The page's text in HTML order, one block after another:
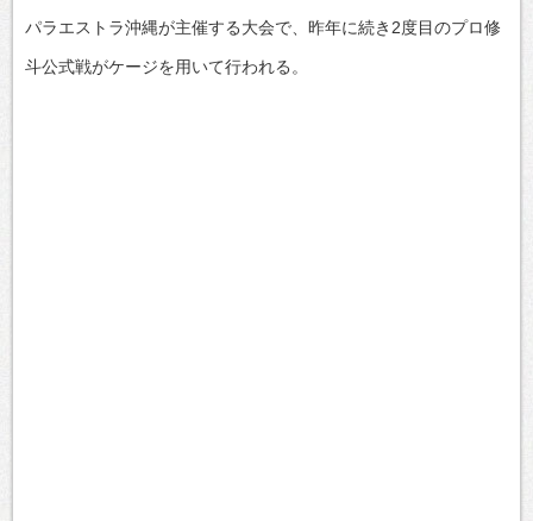
パラエストラ沖縄が主催する大会で、昨年に続き2度目のプロ修
斗公式戦がケージを用いて行われる。